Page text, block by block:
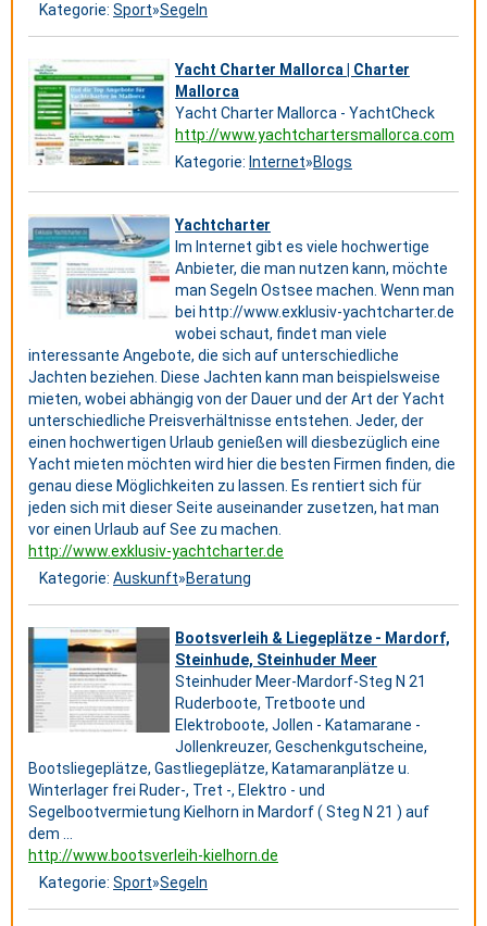
Kategorie: Sport»Segeln
Yacht Charter Mallorca | Charter
Mallorca
Yacht Charter Mallorca - YachtCheck
http://www.yachtchartersmallorca.com
Kategorie: Internet»Blogs
Yachtcharter
Im Internet gibt es viele hochwertige
Anbieter, die man nutzen kann, möchte
man Segeln Ostsee machen. Wenn man
bei http://www.exklusiv-yachtcharter.de
wobei schaut, findet man viele
interessante Angebote, die sich auf unterschiedliche
Jachten beziehen. Diese Jachten kann man beispielsweise
mieten, wobei abhängig von der Dauer und der Art der Yacht
unterschiedliche Preisverhältnisse entstehen. Jeder, der
einen hochwertigen Urlaub genießen will diesbezüglich eine
Yacht mieten möchten wird hier die besten Firmen finden, die
genau diese Möglichkeiten zu lassen. Es rentiert sich für
jeden sich mit dieser Seite auseinander zusetzen, hat man
vor einen Urlaub auf See zu machen.
http://www.exklusiv-yachtcharter.de
Kategorie: Auskunft»Beratung
Bootsverleih & Liegeplätze - Mardorf,
Steinhude, Steinhuder Meer
Steinhuder Meer-Mardorf-Steg N 21
Ruderboote, Tretboote und
Elektroboote, Jollen - Katamarane -
Jollenkreuzer, Geschenkgutscheine,
Bootsliegeplätze, Gastliegeplätze, Katamaranplätze u.
Winterlager frei Ruder-, Tret -, Elektro - und
Segelbootvermietung Kielhorn in Mardorf ( Steg N 21 ) auf
dem ...
http://www.bootsverleih-kielhorn.de
Kategorie: Sport»Segeln